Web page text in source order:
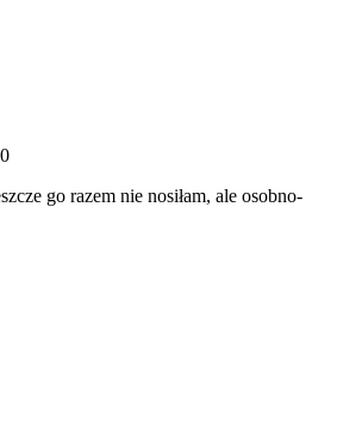
go razem nie nosiłam, ale osobno-